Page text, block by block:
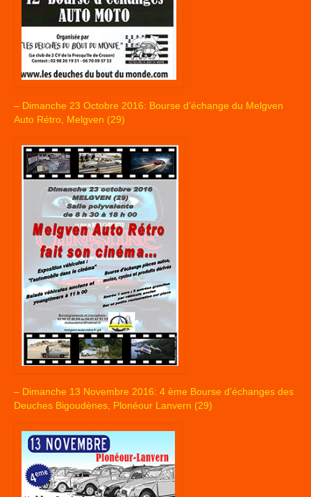
– Dimanche 23 Octobre 2016: Bourse d’échange du Melgven
Auto Rétro, Melgven (29)
– Dimanche 13 Novembre 2016: 4 ème Bourse d’échanges des
Deuches Bigoudènes, Plonéour Lanvern (29)